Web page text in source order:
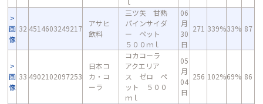
画
像
32 4514603249217
アサヒ
飲料
三ツ矢 甘熟
パインサイダ
ー ペット
５００ｍｌ
06
月
30
日
271 339%33% 87
画
像
33 4902102097253
日本コ
カ・コ
ーラ
コカコーラ
アクエリア
ス ゼロ ペ
ット ５００
ｍｌ
05
月
04
日
256 102%69% 86